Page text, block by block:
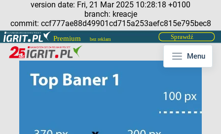
version date: Fri, 21 Mar 2025 10:28:18 +0100
branch: kreacje
commit: ccf777ae88d49901cd715a253aefc815e795bec8
Menu